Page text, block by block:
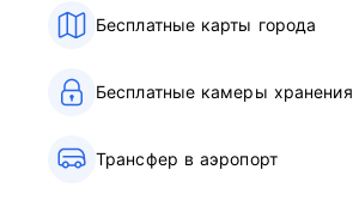
Бесплатные карты города
Бесплатные камеры хранения
Трансфер в аэропорт